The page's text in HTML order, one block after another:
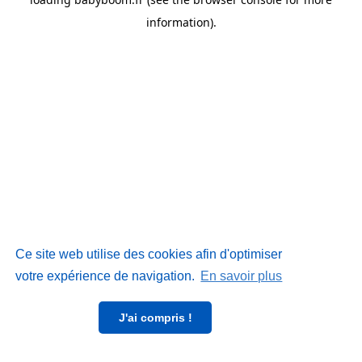
Ce site web utilise des cookies afin d'optimiser
votre expérience de navigation. En savoir plus
J'ai compris !
information).